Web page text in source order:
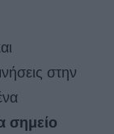
στην
σημείο